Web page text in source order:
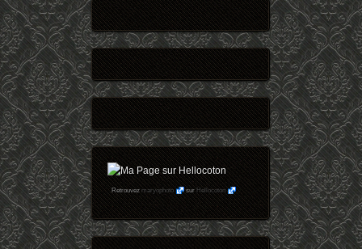
Retrouvezmaryophoto surHellocoton